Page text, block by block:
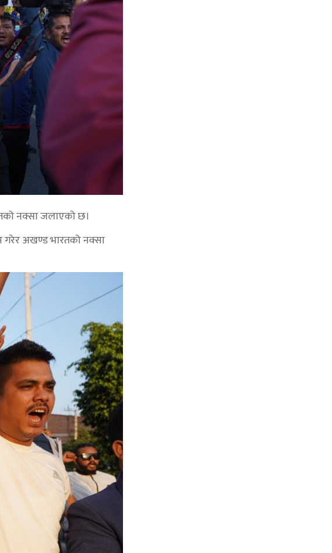
नक्सा जलाएको छ।
गरेर अखण्ड भारतको नक्सा